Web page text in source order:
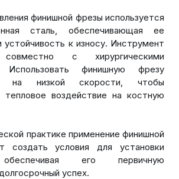
финишной фрезы используется
сталь, обеспечивающая ее
устойчивость к износу. Инструмент
совместно с хирургическими
Использовать финишную фрезу
на низкой скорости, чтобы
тепловое воздействие на костную
практике применение финишной
создать условия для установки
его первичную
успех.